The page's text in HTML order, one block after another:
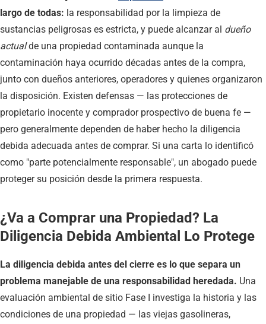
largo de todas: la responsabilidad por la limpieza de
sustancias peligrosas es estricta, y puede alcanzar al dueño
actualde una propiedad contaminada aunque la
contaminación haya ocurrido décadas antes de la compra,
junto con dueños anteriores, operadores y quienes organizaron
la disposición. Existen defensas — las protecciones de
propietario inocente y comprador prospectivo de buena fe —
pero generalmente dependen de haber hecho la diligencia
debida adecuada antes de comprar. Si una carta lo identificó
como "parte potencialmente responsable", un abogado puede
proteger su posición desde la primera respuesta.
¿Va a Comprar una Propiedad? La
Diligencia Debida Ambiental Lo Protege
La diligencia debida antes del cierre es lo que separa un
problema manejable de una responsabilidad heredada. Una
evaluación ambiental de sitio Fase I investiga la historia y las
condiciones de una propiedad — las viejas gasolineras,